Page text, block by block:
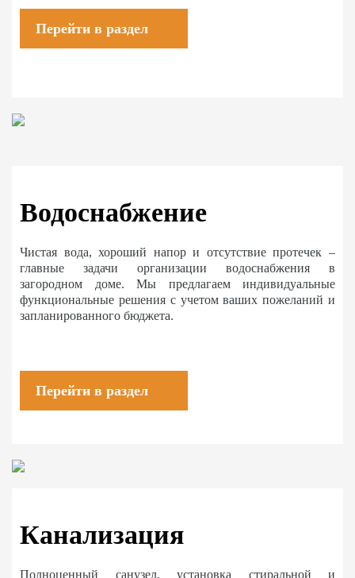
Перейти в раздел
Водоснабжение
Чистая вода, хороший напор и отсутствие протечек –
главные задачи организации водоснабжения в
загородном доме. Мы предлагаем индивидуальные
функциональные решения с учетом ваших пожеланий и
запланированного бюджета.
Перейти в раздел
Канализация
Полноценный санузел, установка стиральной и